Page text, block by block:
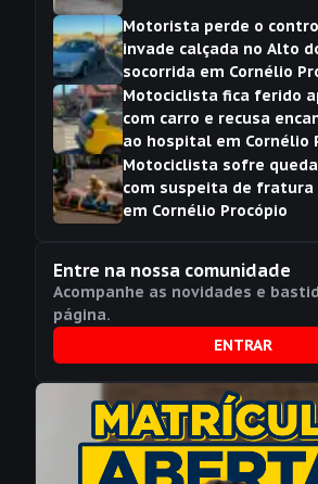
Motorista perde o
invade calçada no Alto
socorrida em Cornélio
Motociclista fica ferido
com carro e recusa
ao hospital em Cornélio
Motociclista sofre
com suspeita de fratura
em Cornélio Procópio
Entre na nossa comunidade
Acompanhe as novidades e
página.
ENTRAR